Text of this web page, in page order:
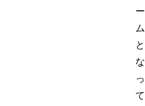
ー
ム
と
な
っ
て